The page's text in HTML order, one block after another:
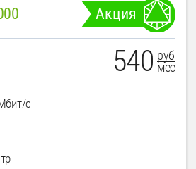
Акция
540 руб
мес
с